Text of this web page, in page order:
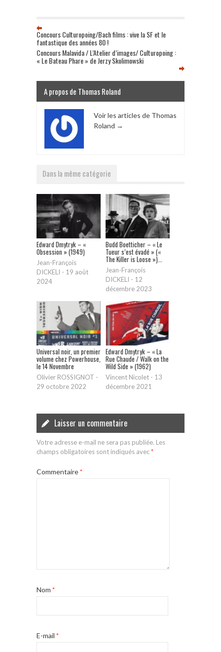
Concours Culturopoing/Bach films : vive la SF et le
fantastique des années 80 !
Concours Malavida / L’Atelier d’images/ Culturopoing :
« Le Bateau Phare » de Jerzy Skolimowski
A propos de Thomas Roland
Voir les articles de Thomas
Roland →
Dans la même catégorie
Edward Dmytryk – «
Obsession » (1949)
Jean-François
DICKELI - 19 août
2024
Budd Boetticher – « Le
Tueur s’est évadé » («
The Killer is Loose »)...
Jean-François
DICKELI - 12
décembre 2023
Universal noir, un premier
volume chez Powerhouse,
le 14 Novembre
Olivier ROSSIGNOT -
29 octobre 2022
Edward Dmytryk – « La
Rue Chaude / Walk on the
Wild Side » (1962)
Vincent Nicolet - 13
décembre 2021
Laisser un commentaire
Votre adresse e-mail ne sera pas publiée. Les
champs obligatoires sont indiqués avec*
Commentaire*
Nom *
E-mail *